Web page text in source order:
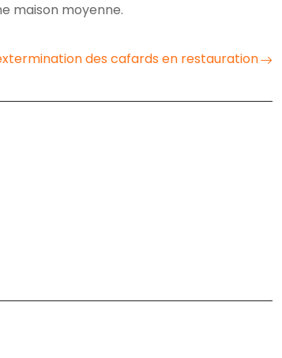
maison moyenne.
des cafards en restauration